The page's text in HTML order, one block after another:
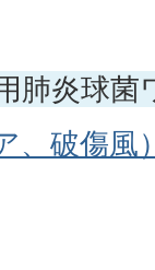
肺炎球菌
、破傷風